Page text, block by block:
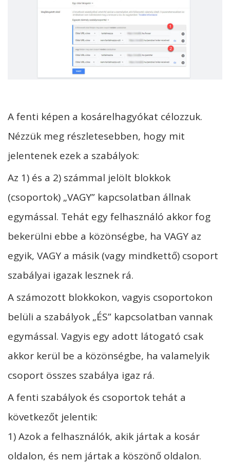
A fenti képen a kosárelhagyókat célozzuk.
Nézzük meg részletesebben, hogy mit
jelentenek ezek a szabályok:
Az 1) és a 2) számmal jelölt blokkok
(csoportok) „VAGY” kapcsolatban állnak
egymással. Tehát egy felhasználó akkor fog
bekerülni ebbe a közönségbe, ha VAGY az
egyik, VAGY a másik (vagy mindkettő) csoport
szabályai igazak lesznek rá.
A számozott blokkokon, vagyis csoportokon
belüli a szabályok „ÉS” kapcsolatban vannak
egymással. Vagyis egy adott látogató csak
akkor kerül be a közönségbe, ha valamelyik
csoport összes szabálya igaz rá.
A fenti szabályok és csoportok tehát a
következőt jelentik:
1) Azok a felhasználók, akik jártak a kosár
oldalon, és nem jártak a köszönő oldalon.